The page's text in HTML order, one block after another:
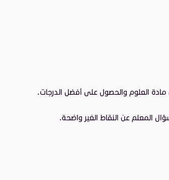
العلوم والحصول على أفضل الدرجات.
المعلم عن النقاط الغير واضحة.